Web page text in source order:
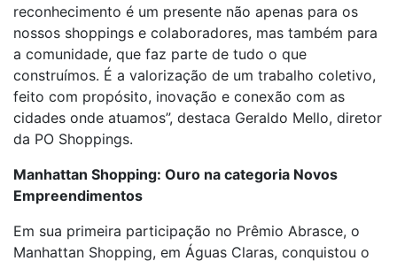
reconhecimento é um presente não apenas para os
nossos shoppings e colaboradores, mas também para
a comunidade, que faz parte de tudo o que
construímos. É a valorização de um trabalho coletivo,
feito com propósito, inovação e conexão com as
cidades onde atuamos”, destaca Geraldo Mello, diretor
da PO Shoppings.
Manhattan Shopping: Ouro na categoria Novos
Empreendimentos
Em sua primeira participação no Prêmio Abrasce, o
Manhattan Shopping, em Águas Claras, conquistou o